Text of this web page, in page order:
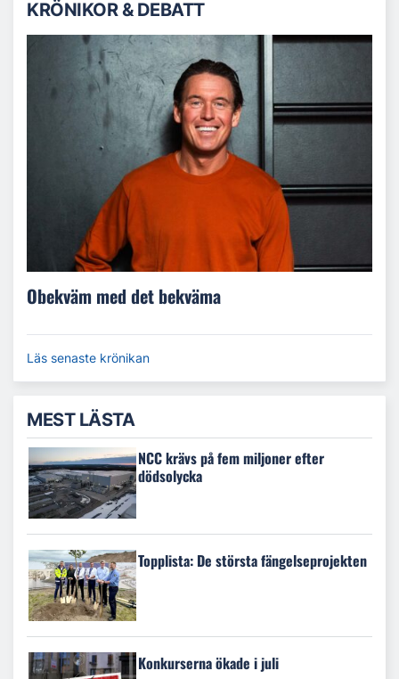
KRÖNIKOR & DEBATT
Obekväm med det bekväma
Läs senaste krönikan
MEST LÄSTA
NCC krävs på fem miljoner efter
dödsolycka
Topplista: De största fängelseprojekten
Konkurserna ökade i juli